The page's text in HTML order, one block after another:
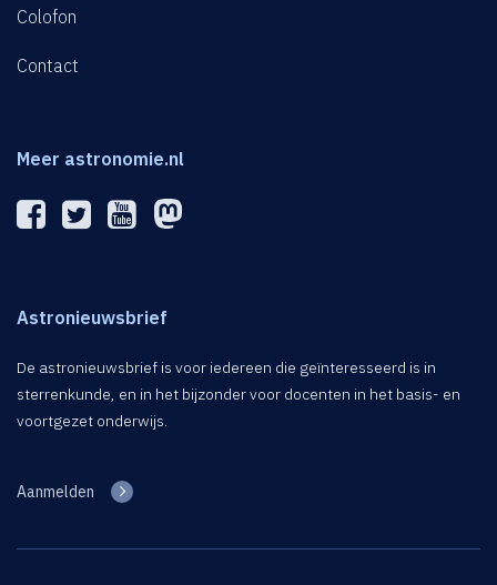
Colofon
Contact
Meer astronomie.nl
Astronieuwsbrief
De astronieuwsbrief is voor iedereen die geïnteresseerd is in
sterrenkunde, en in het bijzonder voor docenten in het basis- en
voortgezet onderwijs.
Aanmelden